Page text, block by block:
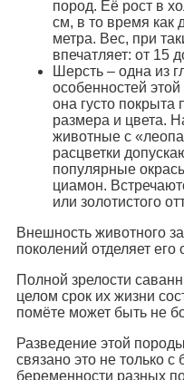
пород. Её рост в
см, в то время как
метра. Вес, при
впечатляет: от 15
Шерсть – одна из
особенностей
она густо
размера и цвета.
животные с
расцветки
популярные
циамон.
или золотистого
Внешность животного
поколений отделяет его
Полной зрелости
целом срок их жизни
помёте может быть не
Разведение этой
связано это не только
беременности разных